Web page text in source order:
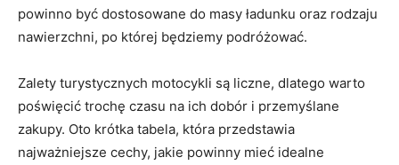
powinno być dostosowane do masy ładunku oraz rodzaju
nawierzchni, po której będziemy podróżować.
Zalety turystycznych motocykli są liczne, dlatego warto
poświęcić trochę czasu na ich dobór i przemyślane
zakupy. Oto krótka tabela, która przedstawia
najważniejsze cechy, jakie powinny mieć idealne